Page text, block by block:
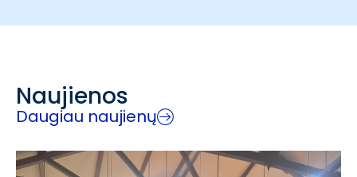
Naujienos
Daugiau naujienų